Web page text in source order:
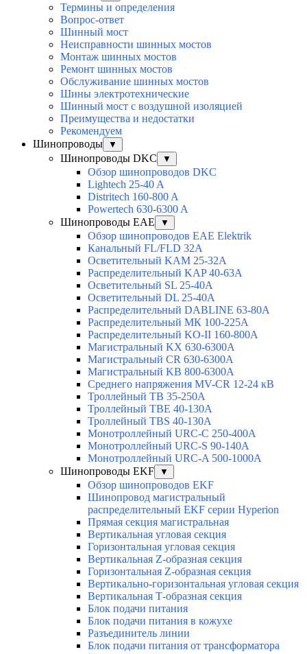
Термины и определения
Вопрос-ответ
Шинный мост
Неисправности шинных мостов
Монтаж шинных мостов
Ремонт шинных мостов
Обслуживание шинных мостов
Шины электротехнические
Шинный мост с воздушной изоляцией
Преимущества и недостатки
Рекомендуем
Шинопроводы
▼
Шинопроводы DKC ▼
Обзор шинопроводов DKC
Lightech 25-40 A
Distritech 160-800 A
Powertech 630-6300 A
Шинопроводы EAE
▼
Обзор шинопроводов EAE Elektrik
Канальный FL/FLD 32A
Осветительный KAM 25-32А
Распределительный KAP 40-63A
Осветительный SL 25-40А
Осветительный DL 25-40А
Распределительный DABLINE 63-80A
Распределительный МК 100-225А
Распределительный KO-II 160-800А
Магистральный KX 630-6300А
Магистральный CR 630-6300А
Магистральный KB 800-6300А
Среднего напряжения MV-CR 12-24 кВ
Троллейный TB 35-250A
Троллейный TBE 40-130A
Троллейный TBS 40-130A
Монотроллейный URC-C 250-400A
Монотроллейный URC-S 90-140A
Монотроллейный URC-A 500-1000A
Шинопроводы EKF
▼
Обзор шинопроводов EKF
Шинопровод магистральный
распределительный EKF серии Hyperion
Прямая секция магистральная
Вертикальная угловая секция
Горизонтальная угловая секция
Вертикальная Z-образная секция
Горизонтальная Z-образная секция
Вертикально-горизонтальная угловая секция
Вертикальная Т-образная секция
Блок подачи питания
Блок подачи питания в кожухе
Разъединитель линии
Блок подачи питания от трансформатора